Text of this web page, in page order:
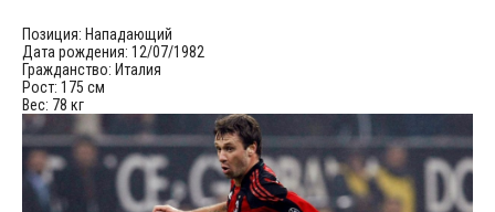
Позиция: Нападающий
Дата рождения: 12/07/1982
Гражданство: Италия
Рост: 175 см
Вес: 78 кг